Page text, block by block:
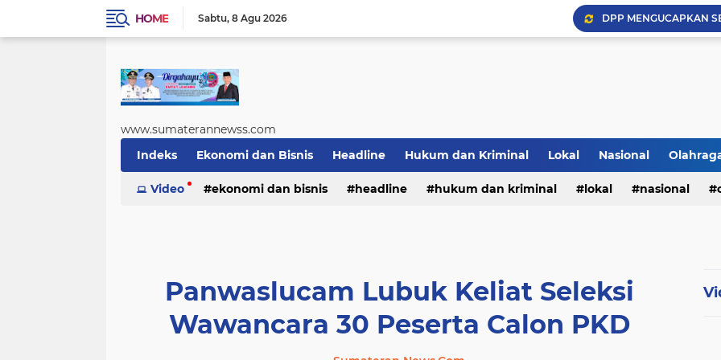
HOME Sabtu 8 Agu 2026
DPP MENGUCAPKAN
Hadapi Musim
Bupati Panca Hadiri
www.sumaterannewss.com
Indeks
Ekonomi dan Bisnis Headline Hukum dan Kriminal Lokal Nasional
Sosial dan Budaya Sumsel Update
Video ekonomi dan bisnis headline hukum dan kriminal lokal nasional
Panwaslucam Lubuk Keliat Seleksi
Wawancara 30 Peserta Calon PKD